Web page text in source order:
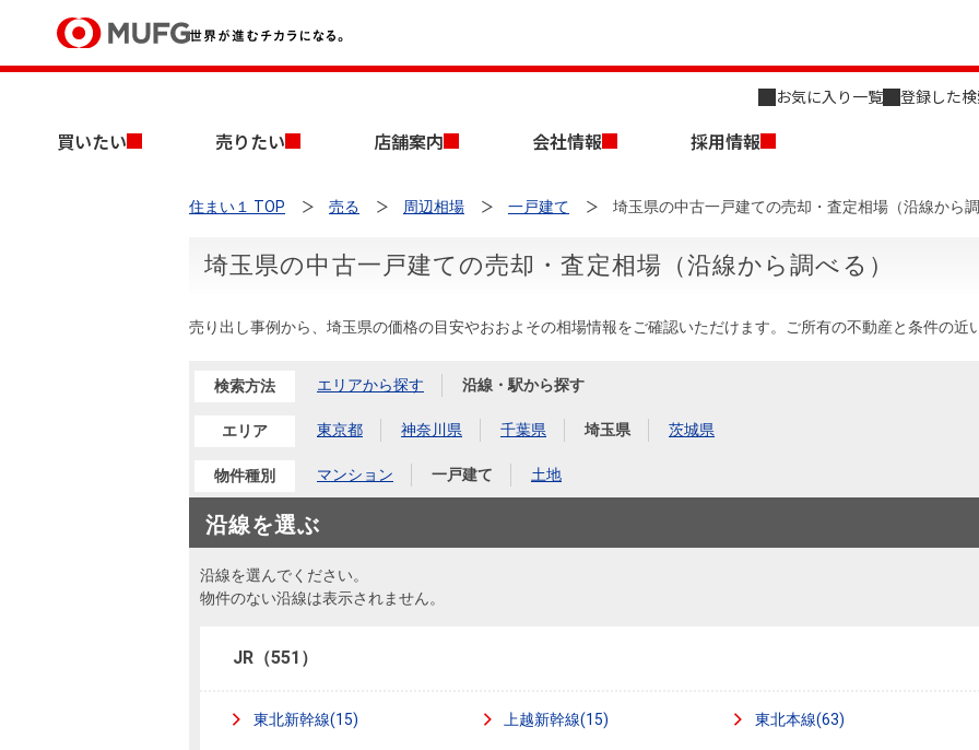
お気に入り一覧 登録した
買いたい 売りたい 店舗案内 会社情報 採用情報
買いたいTOP
中古マンションを探す
投資用物件を探す
購入向けサービス
住まいと暮らしの税金の本（電子ブック）
売りたいTOP
無料査定
売却時手取り金額試算
売却向けサービス
住まいと暮らしの税金の本（電子ブック）
店舗案内TOP
会社情報TOP
組織図
本社地図
採用情報TOP
売りたい
住まい１ TOP 売る 周辺相場 一戸建て 埼玉県の中古一戸建ての売却・査定相場（沿線から
埼玉県の中古一戸建ての売却・査定相場（沿線から調べる）
売り出し事例から、埼玉県の価格の目安やおおよその相場情報をご確認いただけます。ご所有の不動産と条件の近
検索方法 エリアから探す 沿線・駅から探す
エリア 東京都 神奈川県 千葉県 埼玉県 茨城県
物件種別 マンション 一戸建て 土地
沿線を選ぶ
沿線を選んでください。
物件のない沿線は表示されません。
JR（551）
東北新幹線(15) 上越新幹線(15) 東北本線(63)